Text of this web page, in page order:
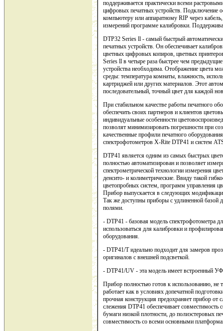
поддерживается практически всеми
цифровых печатных устройств. Подключение
компьютеру или аппаратному RIP через
измерений программе калибровки.
DTP32 Series ll - самый быстрый
печатных устройств. Он обеспечивает
цветных цифровых копиров, цветных
Series ll в четыре раза быстрее чем
устройства необходима. Отображение цвета
среды: температура комнаты, влажность,
картриджей или других материалов. Этот
последовательный, точный цвет для каждой
При стабильном качестве работы печатного
обеспечить своих партнеров и клиентов
индивидуальные особенности
позволят минимизировать погрешности при
качественные профили печатного
спектрофотометров X-Rite DTP41 и систем
DTP41 является одним из самых быстрых
полностью автоматизирован и позволяет
спектрометрической технологии измерения
денсито- и колиметрические. Ввиду такой
цветопробных систем, программ управления
Прибор выпускается в следующих
Так же доступны приборы с удлиненной
полями.
- DTP41 - базовая модель спектрофотометра
использоваться для калибровки и
оборудования.
- DTP41/T идеально подходит для замеров
оригиналов с внешней подсветкой.
- DTP41/UV - эта модель имеет встроенный
Прибор полностью готов к использованию, не
работает как в условиях допечатной
прочная конструкция предохраняет прибор от
слежения DTP41 обеспечивает
бумаги низкой плотности, до полиэстеровых
совместимость со всеми основными